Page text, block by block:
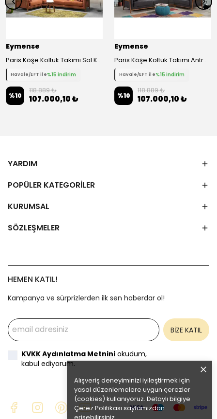
Alışveriş deneyiminizi iyileştirmek için
yasal düzenlemelere uygun çerezler
(cookies) kullanıyoruz. Detaylı bilgiye
Çerez Politikası sayfamızdan
Eymense
Paris Köşe Koltuk Takımı Sol Köşe Turuncu Kiremit
Havale/EFT ile%15 indirim
%10
118.889 ₺
107.000,10 ₺
Eymense
Paris Köşe Koltuk Takımı Antrasit Sağ Köşe Keten
Havale/EFT ile%15 indirim
%10
118.889 ₺
107.000,10 ₺
YARDIM
POPÜLER KATEGORİLER
KURUMSAL
SÖZLEŞMELER
HEMEN KATIL!
Kampanya ve sürprizlerden ilk sen haberdar ol!
BİZE KATIL
KVKK Aydınlatma Metnini okudum,
kabul ediyorum.